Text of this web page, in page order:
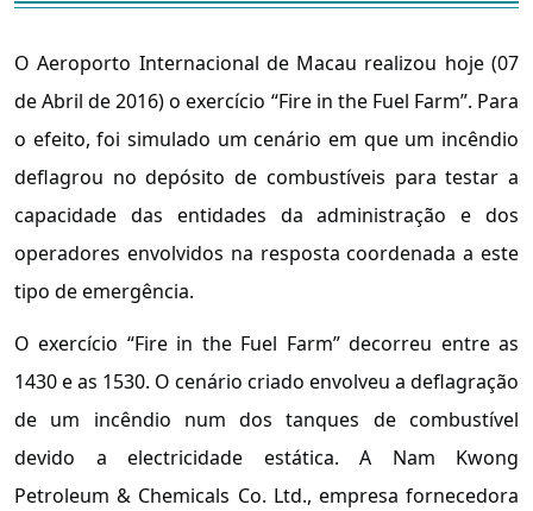
O Aeroporto Internacional de Macau realizou hoje (07
de Abril de 2016) o exercício “Fire in the Fuel Farm”. Para
o efeito, foi simulado um cenário em que um incêndio
deflagrou no depósito de combustíveis para testar a
capacidade das entidades da administração e dos
operadores envolvidos na resposta coordenada a este
tipo de emergência.
O exercício “Fire in the Fuel Farm” decorreu entre as
1430 e as 1530. O cenário criado envolveu a deflagração
de um incêndio num dos tanques de combustível
devido a electricidade estática. A Nam Kwong
Petroleum & Chemicals Co. Ltd., empresa fornecedora